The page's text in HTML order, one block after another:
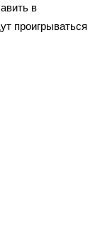
в
проигрываться